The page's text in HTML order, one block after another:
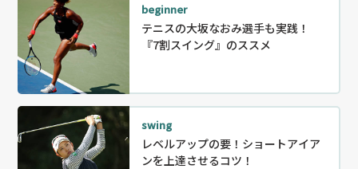
beginner
テニスの大坂なおみ選手も実践！
『7割スイング』のススメ
swing
レベルアップの要！ショートアイア
ンを上達させるコツ！